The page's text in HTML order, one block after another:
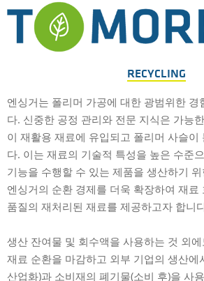
RECYCLING
엔싱거는 폴리머 가공에 대한 광범위한 경
다. 신중한 공정 관리와 전문 지식은 가능
이 재활용 재료에 유입되고 폴리머 사슬이
다. 이는 재료의 기술적 특성을 높은 수준
기능을 수행할 수 있는 제품을 생산하기
엔싱거의 순환 경제를 더욱 확장하여 재료
품질의 재처리된 재료를 제공하고자 합니
생산 잔여물 및 회수액을 사용하는 것 외
재료 순환을 마감하고 외부 기업의 생산에
산업화)과 소비재의 폐기물(소비 후)을 사